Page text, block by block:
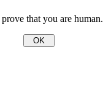
prove that you are human.